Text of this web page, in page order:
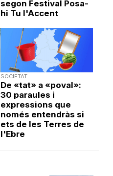
segon Festival Posa-
hi Tu l'Accent
SOCIETAT
De «tat» a «poval»:
30 paraules i
expressions que
només entendràs si
ets de les Terres de
l'Ebre